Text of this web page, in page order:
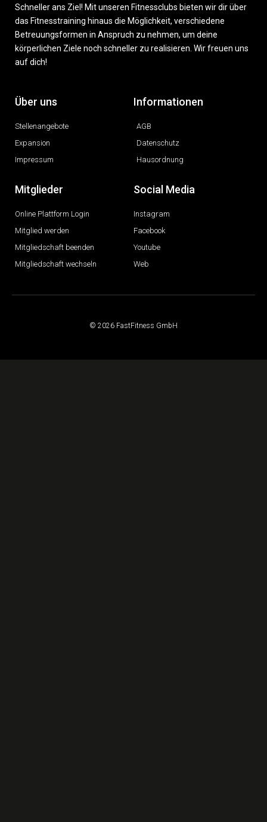
Schneller ans Ziel! Mit unseren Fitnessclubs bieten wir dir über
das Fitnesstraining hinaus die Möglichkeit, verschiedene
Betreuungsformen in Anspruch zu nehmen, um deine
körperlichen Ziele noch schneller zu realisieren. Wir freuen uns
auf dich!
Über uns
Stellenangebote
Expansion
Impressum
Informationen
AGB
Datenschutz
Hausordnung
Mitglieder
Online Plattform Login
Mitglied werden
Mitgliedschaft beenden
Mitgliedschaft wechseln
Social Media
Instagram
Facebook
Youtube
Web
© 2026 FastFitness GmbH